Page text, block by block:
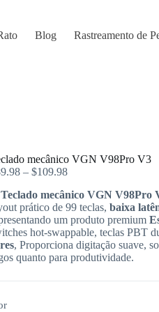
Blog Rastreamento de
mecânico VGN V98Pro V3
– $109.98
Teclado mecânico VGN V98Pro
prático de 99 teclas, baixa
um produto premium
hot-swappable, teclas PBT
, Proporciona digitação suave,
quanto para produtividade.